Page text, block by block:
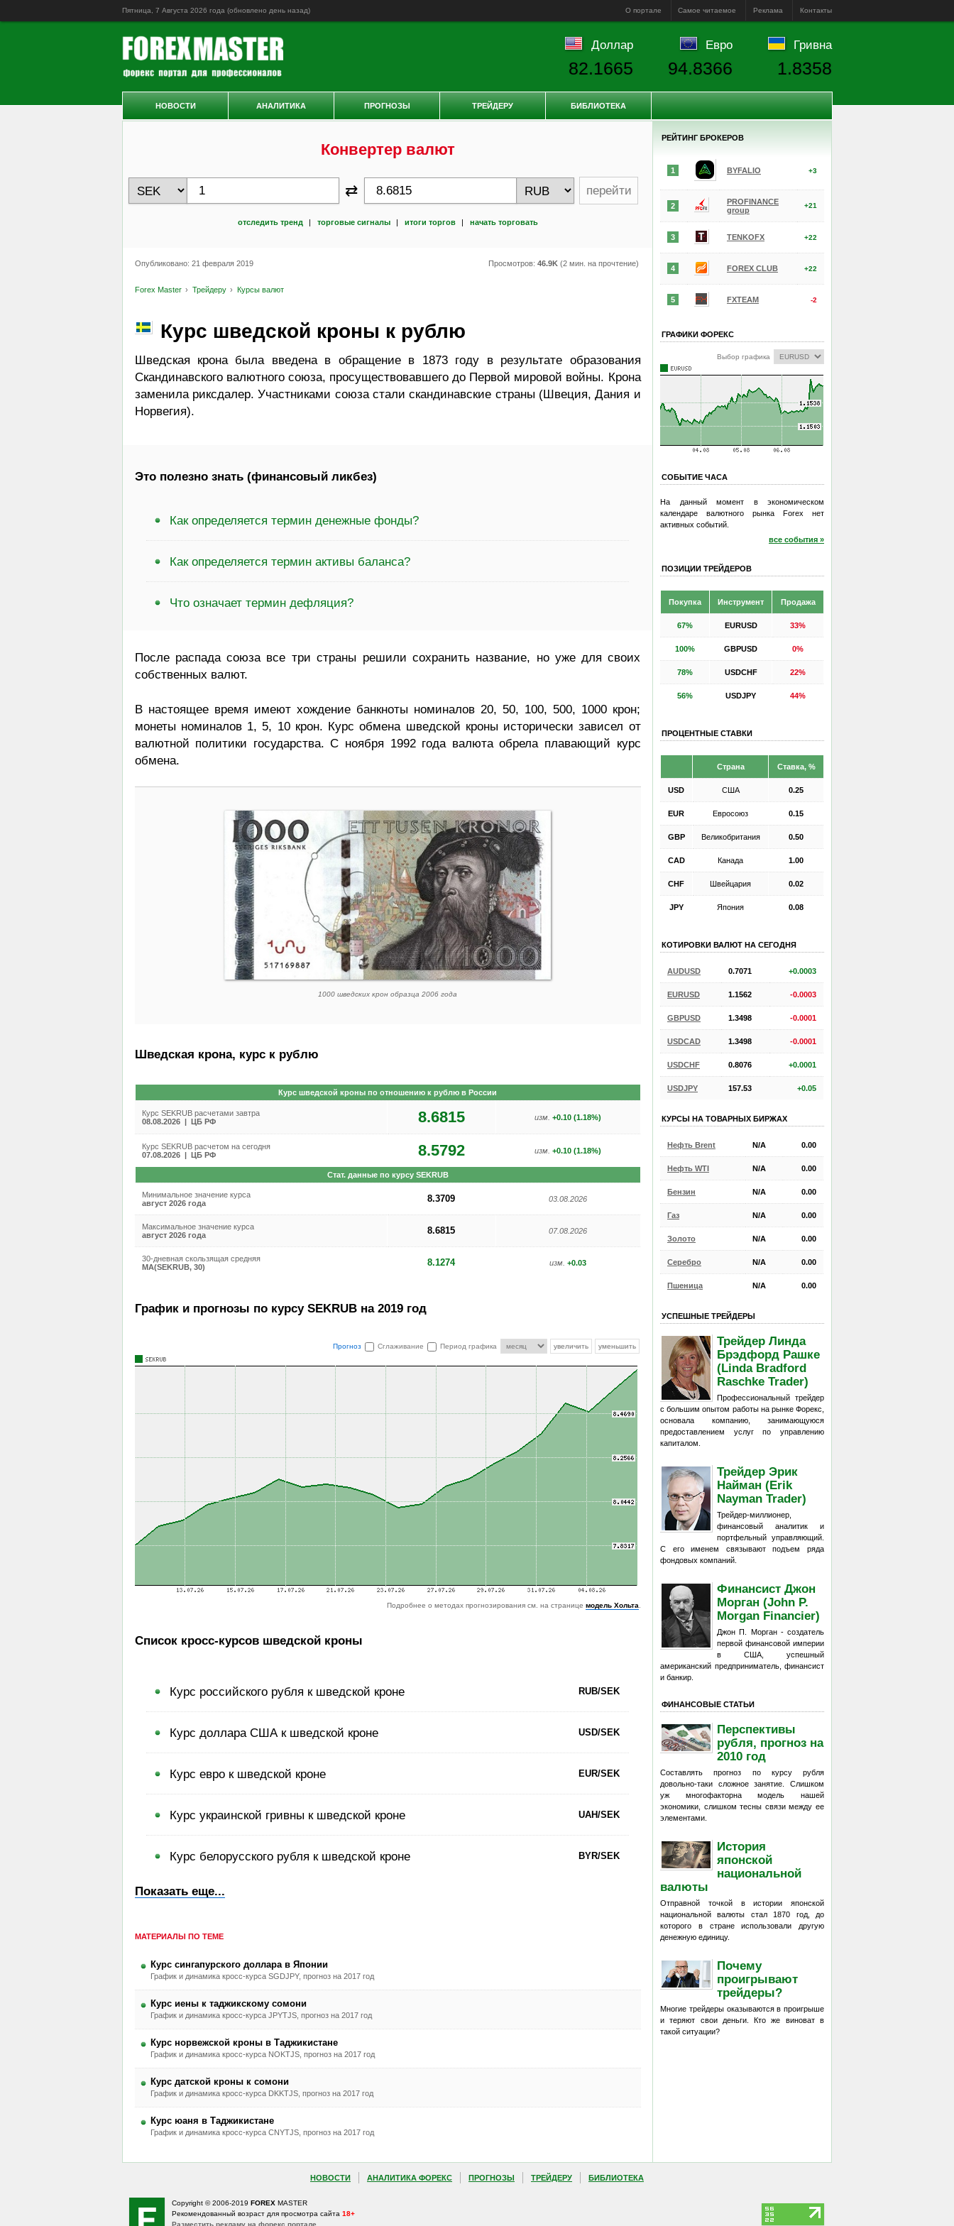
Пятница, 7 Августа 2026 года (обновлено день назад) О портале Самое читаемое Реклама Контакты
Конвертер валют
⇄ перейти
отследить тренд | торговые сигналы | итоги торгов | начать торговать
Опубликовано: 21 февраля 2019 Просмотров: 46.9K(2 мин. на прочтение)
Forex Master Трейдеру Курсы валют
Курс шведской кроны к рублю
Шведская крона была введена в обращение в 1873 году в результате образования
Скандинавского валютного союза, просуществовавшего до Первой мировой войны. Крона
заменила риксдалер. Участниками союза стали скандинавские страны (Швеция, Дания и
Норвегия).
Это полезно знать (финансовый ликбез)
Как определяется термин денежные фонды?
Как определяется термин активы баланса?
Что означает термин дефляция?
После распада союза все три страны решили сохранить название, но уже для своих
собственных валют.
В настоящее время имеют хождение банкноты номиналов 20, 50, 100, 500, 1000 крон;
монеты номиналов 1, 5, 10 крон. Курс обмена шведской кроны исторически зависел от
валютной политики государства. С ноября 1992 года валюта обрела плавающий курс
обмена.
1000 шведских крон образца 2006 года
Шведская крона, курс к рублю
Курс шведской кроны по отношению к рублю в России
Курс SEKRUB расчетами завтра
08.08.2026 | ЦБ РФ
8.6815 изм. +0.10 (1.18%)
Курс SEKRUB расчетом на сегодня
07.08.2026 | ЦБ РФ
8.5792 изм. +0.10 (1.18%)
Стат. данные по курсу SEKRUB
Минимальное значение курса
август 2026 года
8.3709 03.08.2026
Максимальное значение курса
август 2026 года
8.6815 07.08.2026
30-дневная скользящая средняя
MA(SEKRUB, 30)
8.1274 изм. +0.03
График и прогнозы по курсу SEKRUB на 2019 год
Прогноз Сглаживание Период графика увеличить уменьшить
Подробнее о методах прогнозирования см. на странице модель Хольта.
Список кросс-курсов шведской кроны
Курс российского рубля к шведской кроне RUB/SEK
Курс доллара США к шведской кроне USD/SEK
Курс евро к шведской кроне EUR/SEK
Курс украинской гривны к шведской кроне UAH/SEK
Курс белорусского рубля к шведской кроне BYR/SEK
Показать еще...
МАТЕРИАЛЫ ПО ТЕМЕ
Курс сингапурского доллара в Японии
График и динамика кросс-курса SGDJPY, прогноз на 2017 год
Курс иены к таджикскому сомони
График и динамика кросс-курса JPYTJS, прогноз на 2017 год
Курс норвежской кроны в Таджикистане
График и динамика кросс-курса NOKTJS, прогноз на 2017 год
Курс датской кроны к сомони
График и динамика кросс-курса DKKTJS, прогноз на 2017 год
Курс юаня в Таджикистане
График и динамика кросс-курса CNYTJS, прогноз на 2017 год
РЕЙТИНГ БРОКЕРОВ
1 BYFALIO +3
2
PROFINANCE
group
+21
3 TENKOFX +22
4 FOREX CLUB +22
5 FXTEAM -2
ГРАФИКИ ФОРЕКС
Выбор графика
СОБЫТИЕ ЧАСА
На данный момент в экономическом
календаре валютного рынка Forex нет
активных событий.
все события »
ПОЗИЦИИ ТРЕЙДЕРОВ
Покупка Инструмент Продажа
67% EURUSD 33%
100% GBPUSD 0%
78% USDCHF 22%
56% USDJPY 44%
ПРОЦЕНТНЫЕ СТАВКИ
Страна Ставка, %
USD США 0.25
EUR Евросоюз 0.15
GBP Великобритания 0.50
CAD Канада 1.00
CHF Швейцария 0.02
JPY Япония 0.08
КОТИРОВКИ ВАЛЮТ НА СЕГОДНЯ
AUDUSD 0.7071 +0.0003
EURUSD 1.1562 -0.0003
GBPUSD 1.3498 -0.0001
USDCAD 1.3498 -0.0001
USDCHF 0.8076 +0.0001
USDJPY 157.53 +0.05
КУРСЫ НА ТОВАРНЫХ БИРЖАХ
Нефть Brent N/A 0.00
Нефть WTI N/A 0.00
Бензин N/A 0.00
Газ N/A 0.00
Золото N/A 0.00
Серебро N/A 0.00
Пшеница N/A 0.00
УСПЕШНЫЕ ТРЕЙДЕРЫ
Трейдер Линда
Брэдфорд Рашке
(Linda Bradford
Raschke Trader)
Профессиональный трейдер
с большим опытом работы на рынке Форекс,
основала компанию, занимающуюся
предоставлением услуг по управлению
капиталом.
Трейдер Эрик
Найман (Erik
Nayman Trader)
Трейдер-миллионер,
финансовый аналитик и
портфельный управляющий.
С его именем связывают подъем ряда
фондовых компаний.
Финансист Джон
Морган (John P.
Morgan Financier)
Джон П. Морган - создатель
первой финансовой империи
в США, успешный
американский предприниматель, финансист
и банкир.
ФИНАНСОВЫЕ СТАТЬИ
Перспективы
рубля, прогноз на
2010 год
Составлять прогноз по курсу рубля
довольно-таки сложное занятие. Слишком
уж многофакторна модель нашей
экономики, слишком тесны связи между ее
элементами.
История
японской
национальной
валюты
Отправной точкой в истории японской
национальной валюты стал 1870 год, до
которого в стране использовали другую
денежную единицу.
Почему
проигрывают
трейдеры?
Многие трейдеры оказываются в проигрыше
и теряют свои деньги. Кто же виноват в
такой ситуации?
Доллар
82.1665
Евро
94.8366
Гривна
1.8358
НОВОСТИ АНАЛИТИКА ПРОГНОЗЫ ТРЕЙДЕРУ БИБЛИОТЕКА
НОВОСТИ АНАЛИТИКА ФОРЕКС ПРОГНОЗЫ ТРЕЙДЕРУ БИБЛИОТЕКА
Copyright © 2006-2019 FOREX MASTER
Рекомендованный возраст для просмотра сайта 18+